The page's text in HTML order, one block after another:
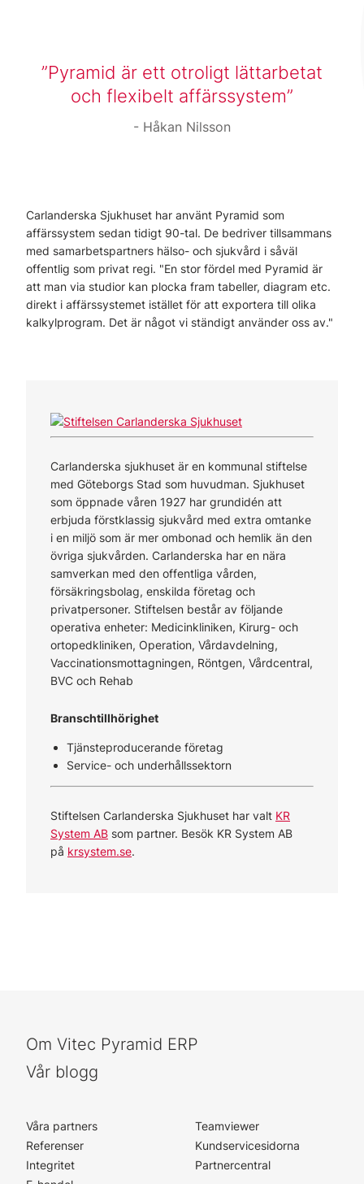
Pyramid är ett otroligt lättarbetat
och flexibelt affärssystem
Håkan Nilsson
Carlanderska Sjukhuset har använt Pyramid som
affärssystem sedan tidigt 90-tal. De bedriver tillsammans
med samarbetspartners hälso- och sjukvård i såväl
offentlig som privat regi. "En stor fördel med Pyramid är
att man via studior kan plocka fram tabeller, diagram etc.
direkt i affärssystemet istället för att exportera till olika
kalkylprogram. Det är något vi ständigt använder oss av."
Carlanderska sjukhuset är en kommunal stiftelse
med Göteborgs Stad som huvudman. Sjukhuset
som öppnade våren 1927 har grundidén att
erbjuda förstklassig sjukvård med extra omtanke
i en miljö som är mer ombonad och hemlik än den
övriga sjukvården. Carlanderska har en nära
samverkan med den offentliga vården,
försäkringsbolag, enskilda företag och
privatpersoner. Stiftelsen består av följande
operativa enheter: Medicinkliniken, Kirurg- och
ortopedkliniken, Operation, Vårdavdelning,
Vaccinationsmottagningen, Röntgen, Vårdcentral,
BVC och Rehab
Branschtillhörighet
Tjänsteproducerande företag
Service- och underhållssektorn
Stiftelsen Carlanderska Sjukhuset har valt KR
System AB som partner. Besök KR System AB
på krsystem.se.
Om Vitec Pyramid ERP
Vår blogg
Våra partners
Referenser
Integritet
Teamviewer
Kundservicesidorna
Partnercentral